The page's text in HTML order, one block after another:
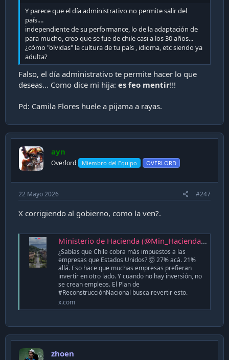
Y parece que el día administrativo no permite salir del
país....
independiente de su performance, lo de la adaptación de
para mucho, creo que se fue de chile casi a los 30 años...
¿cómo "olvidas" la cultura de tu país , idioma, etc siendo ya
adulta?
Falso, el día administrativo te permite hacer lo que
deseas... Como dice mi hija: es feo mentir!!!
Pd: Camila Flores huele a pijama a rayas.
ayn
Overlord Miembro del Equipo OVERLORD
22 Mayo 2026 #247
X corrigiendo al gobierno, como la ven?.
Ministerio de Hacienda (@Min_Hacienda) on X
¿Sabías que Chile cobra más impuestos a las
empresas que Estados Unidos? 🤯 27% acá. 21%
allá. Eso hace que muchas empresas prefieran
invertir en otro lado. Y cuando no hay inversión, no
se crean empleos. El Plan de
#ReconstrucciónNacional busca revertir esto.
x.com
zhoen